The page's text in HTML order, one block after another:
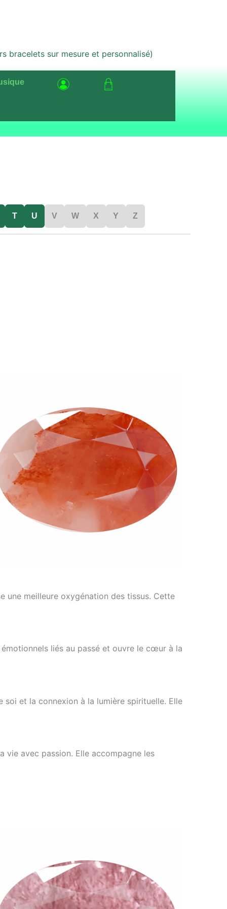
bracelets sur mesure et personnalisé)
T U V W X Y Z
une meilleure oxygénation des tissus. Cette
liés au passé et ouvre le cœur à la
soi et la connexion à la lumière spirituelle. Elle
vie avec passion. Elle accompagne les